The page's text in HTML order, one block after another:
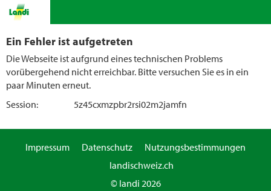
Ein Fehler ist aufgetreten
Die Webseite ist aufgrund eines technischen Problems
vorübergehend nicht erreichbar. Bitte versuchen Sie es in ein
paar Minuten erneut.
Session:
5z45cxmzpbr2rsi02m2jamfn
Impressum Datenschutz
Nutzungsbestimmungen
landischweiz.ch
© landi 2026